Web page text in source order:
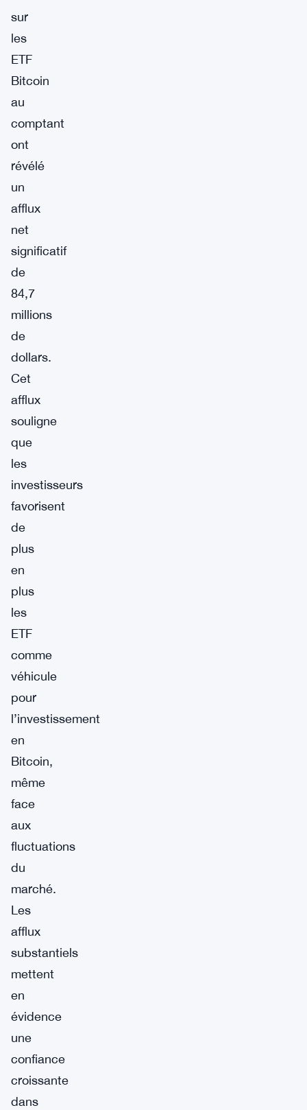
sur
les
ETF
Bitcoin
au
comptant
ont
révélé
un
afflux
net
significatif
de
84,7
millions
de
dollars.
Cet
afflux
souligne
que
les
investisseurs
favorisent
de
plus
en
plus
les
ETF
comme
véhicule
pour
l’investissement
en
Bitcoin,
même
face
aux
fluctuations
du
marché.
Les
afflux
substantiels
mettent
en
évidence
une
confiance
croissante
dans